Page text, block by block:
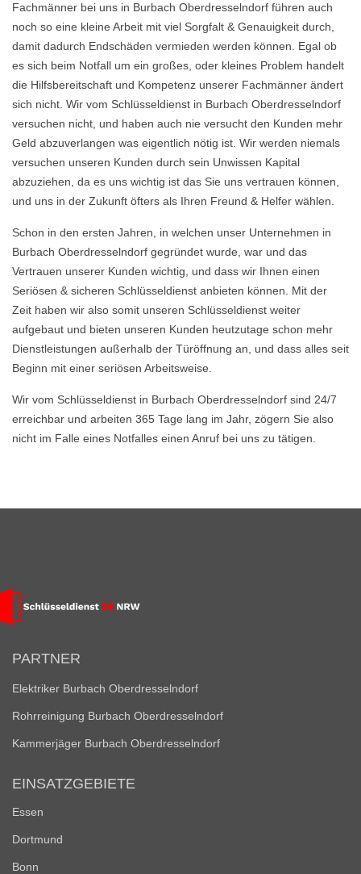
Fachmänner bei uns in Burbach Oberdresselndorf führen auch
noch so eine kleine Arbeit mit viel Sorgfalt & Genauigkeit durch,
damit dadurch Endschäden vermieden werden können. Egal ob
es sich beim Notfall um ein großes, oder kleines Problem handelt
die Hilfsbereitschaft und Kompetenz unserer Fachmänner ändert
sich nicht. Wir vom Schlüsseldienst in Burbach Oberdresselndorf
versuchen nicht, und haben auch nie versucht den Kunden mehr
Geld abzuverlangen was eigentlich nötig ist. Wir werden niemals
versuchen unseren Kunden durch sein Unwissen Kapital
abzuziehen, da es uns wichtig ist das Sie uns vertrauen können,
und uns in der Zukunft öfters als Ihren Freund & Helfer wählen.
Schon in den ersten Jahren, in welchen unser Unternehmen in
Burbach Oberdresselndorf gegründet wurde, war und das
Vertrauen unserer Kunden wichtig, und dass wir Ihnen einen
Seriösen & sicheren Schlüsseldienst anbieten können. Mit der
Zeit haben wir also somit unseren Schlüsseldienst weiter
aufgebaut und bieten unseren Kunden heutzutage schon mehr
Dienstleistungen außerhalb der Türöffnung an, und dass alles seit
Beginn mit einer seriösen Arbeitsweise.
Wir vom Schlüsseldienst in Burbach Oberdresselndorf sind 24/7
erreichbar und arbeiten 365 Tage lang im Jahr, zögern Sie also
nicht im Falle eines Notfalles einen Anruf bei uns zu tätigen.
PARTNER
Elektriker Burbach Oberdresselndorf
Rohrreinigung Burbach Oberdresselndorf
Kammerjäger Burbach Oberdresselndorf
EINSATZGEBIETE
Essen
Dortmund
Bonn